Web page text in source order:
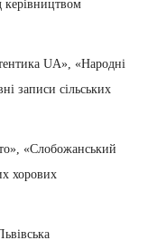
керівництвом
UA», «Народні
записи сільських
«Слобожанський
хорових